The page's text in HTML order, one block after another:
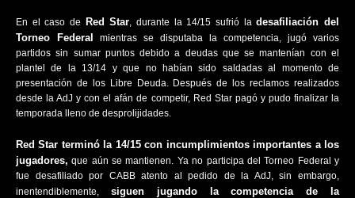
En el caso de Red Star , durante la 14/15 sufrió ladesafiliación del
Torneo Federal mientras se disputaba la competencia, jugó varios
partidos sin sumar puntos debido a deudas que se mantenían con el
plantel de la 13/14 y que no habían sido saldadas al momento de
presentación de los Libre Deuda. Después de los reclamos realizados
desde la AdJ y con el afán de competir, Red Star pagó y pudo finalizar la
temporada lleno de desprolijidades.
Red Star terminó la 14/15 con incumplimientos importantes a los
jugadores, que aún se mantienen. Ya no participa del Torneo Federal y
fue desafiliado por CABB atento al pedido de la AdJ, sin embargo,
inentendiblemente, siguen jugando la competencia de la